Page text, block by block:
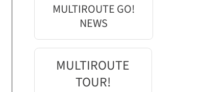
MULTIROUTE GO!
NEWS
MULTIROUTE
TOUR!